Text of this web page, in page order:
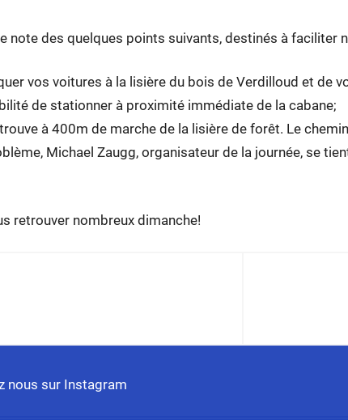
note des quelques points suivants, destinés à faciliter
vos voitures à la lisière du bois de Verdilloud et de
de stationner à proximité immédiate de la cabane;
à 400m de marche de la lisière de forêt. Le
Michael Zaugg, organisateur de la journée, se
retrouver nombreux dimanche!
nous sur Instagram